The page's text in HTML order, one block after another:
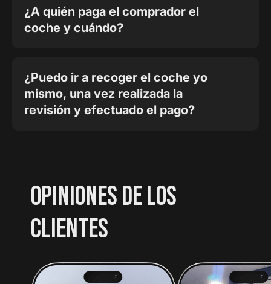
¿A quién paga el comprador el
coche y cuándo?
¿Puedo ir a recoger el coche yo
mismo, una vez realizada la
revisión y efectuado el pago?
OPINIONES DE LOS
CLIENTES